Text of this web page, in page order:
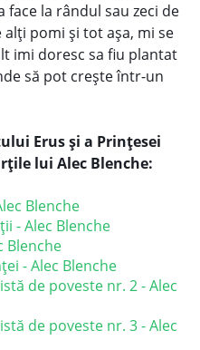
face la rândul sau zeci de
pomi și tot așa, mi se
imi doresc sa fiu plantat
să pot crește într-un
Erus și a Prințesei
lui Alec Blenche:
Blenche
- Alec Blenche
Blenche
- Alec Blenche
de poveste nr. 2 - Alec
de poveste nr. 3 - Alec